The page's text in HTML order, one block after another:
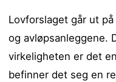
Lovforslaget går ut
og avløpsanleggene.
virkeligheten er det
befinner det seg en